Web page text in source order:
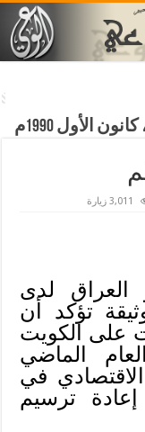
3,011 زيارة
سفير العراق لدى
تؤكد أن
على الكويت
الماضي
في
ترسيم